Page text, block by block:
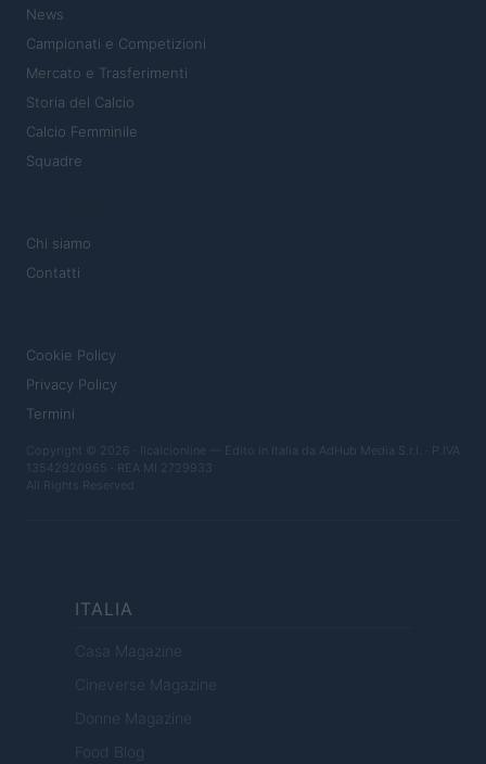
News
Campionati e Competizioni
Mercato e Trasferimenti
Storia del Calcio
Calcio Femminile
Squadre
Chi siamo
Contatti
Cookie Policy
Privacy Policy
Termini
Copyright © 2026 · Ilcalcionline — Edito in Italia da AdHub Media S.r.l. · P.IVA
13542920965 · REA MI 2729933
All Rights Reserved
ITALIA
Casa Magazine
Cineverse Magazine
Donne Magazine
Food Blog